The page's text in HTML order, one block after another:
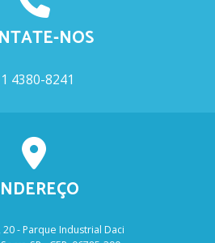
NOS
4380-8241
20 - Parque Industrial Daci